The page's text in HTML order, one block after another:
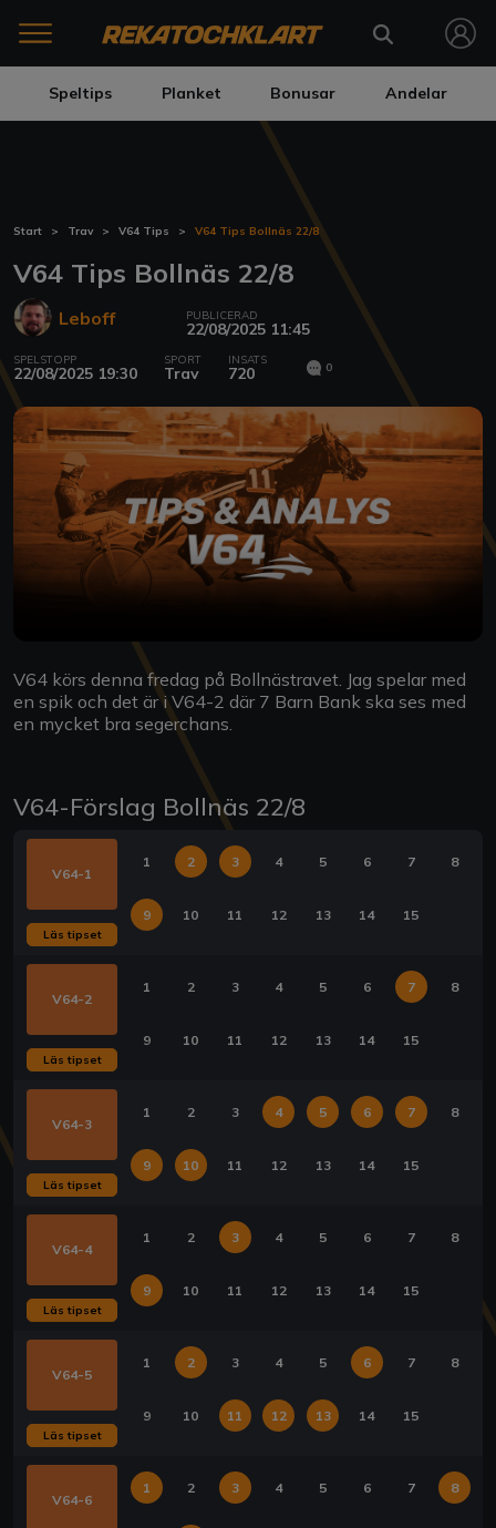
Speltips Planket Bonusar Andelar
Start Trav V64 Tips V64 Tips Bollnäs 22/8
V64 Tips Bollnäs 22/8
Leboff PUBLICERAD
22/08/2025 11:45
SPELSTOPP
22/08/2025 19:30
SPORT
Trav
INSATS
720 0
V64 körs denna fredag på Bollnästravet. Jag spelar med
en spik och det är i V64-2 där 7 Barn Bank ska ses med
en mycket bra segerchans.
V64-Förslag Bollnäs 22/8
V64-1
Läs tipset
1 2 3 4 5 6 7 8
9 10 11 12 13 14 15
V64-2
Läs tipset
1 2 3 4 5 6 7 8
9 10 11 12 13 14 15
V64-3
Läs tipset
1 2 3 4 5 6 7 8
9 10 11 12 13 14 15
V64-4
Läs tipset
1 2 3 4 5 6 7 8
9 10 11 12 13 14 15
V64-5
Läs tipset
1 2 3 4 5 6 7 8
9 10 11 12 13 14 15
V64-6
1 2 3 4 5 6 7 8